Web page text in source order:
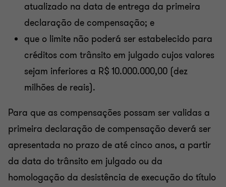
atualizado na data de entrega da primeira
declaração de compensação; e
que o limite não poderá ser estabelecido para
créditos com trânsito em julgado cujos valores
sejam inferiores a R$ 10.000.000,00 (dez
milhões de reais).
Para que as compensações possam ser validas a
primeira declaração de compensação deverá ser
apresentada no prazo de até cinco anos, a partir
da data do trânsito em julgado ou da
homologação da desistência de execução do título